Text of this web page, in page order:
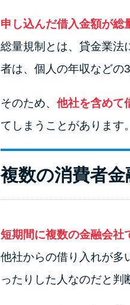
申し込んだ借入金額が総
総量規制とは、貸金業法
者は、個人の年収などの
そのため、 他社を含めて
てしまうことがあります。
複数の消費者
短期間に複数の金融会社
他社からの借り入れが多
ったりした人なのだと判